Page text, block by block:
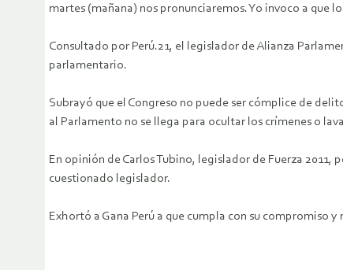
martes (mañana) nos pronunciaremos. Yo invoco a que
Consultado por Perú.21, el legislador de Alianza
parlamentario.
Subrayó que el Congreso no puede ser cómplice de
al Parlamento no se llega para ocultar los crímenes o
En opinión de Carlos Tubino, legislador de Fuerza 2011,
cuestionado legislador.
Exhortó a Gana Perú a que cumpla con su compromiso